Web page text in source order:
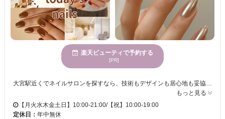
楽天ビューティで予約する
[PR]
大宮駅近くでネイルサロンを探すなら、技術もデザインも居心地も妥協したくない方へ。 当店は、美フォルムにこだわった上品ネイル、手描きアート、キャラクターネイル、フラワーデザイン、ヌーディネイル、マグネットネイル、韓国ネイル、ワンホンネイルなど幅広いご要望に対応できる実力派ネイルサロンです。経験豊富なネイリストが、お客様の雰囲気やお好みに合わせて“似合うネイル”をご提案いたします。さらに、各席にiPadを完備し、Netflixもご覧いただけるため、施術時間も退屈せず快適。 忙しい毎日の中でも、ネイルの時間をほっとできる癒しの時間にしていただけます。大宮で持ちの良いネイル、綺麗な仕上がり、今っぽいデザインを楽しみたい方はぜひご来店ください。
もっと見る
【月火水木金土日】10:00-21:00/【祝】10:00-19:00
定休日： 年中無休